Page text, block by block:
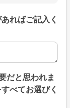
ればご記入く
ればご記入くだ
だと思われま
べてお選びく